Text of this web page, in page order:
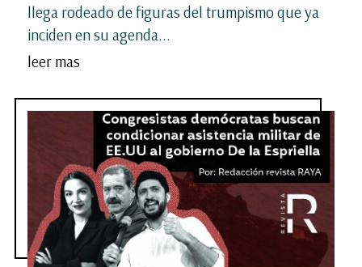
llega rodeado de figuras del trumpismo que ya
inciden en su agenda...
leer mas